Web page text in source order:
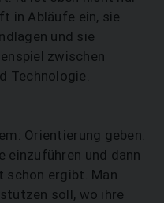
in Abläufe ein, sie
und sie
zwischen
Technologie.
Orientierung geben.
einzuführen und dann
schon ergibt. Man
soll, wo ihre